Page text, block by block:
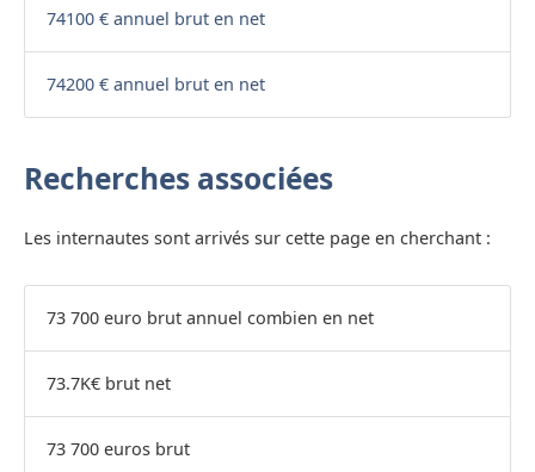
74100 € annuel brut en net
74200 € annuel brut en net
Recherches associées
Les internautes sont arrivés sur cette page en cherchant :
73 700 euro brut annuel combien en net
73.7K€ brut net
73 700 euros brut